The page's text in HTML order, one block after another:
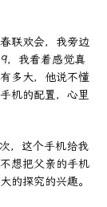
联欢会，我旁边
，我看着感觉真
多大，他说不懂
机的配置，心里
，这个手机给我
想把父亲的手机
的探究的兴趣。